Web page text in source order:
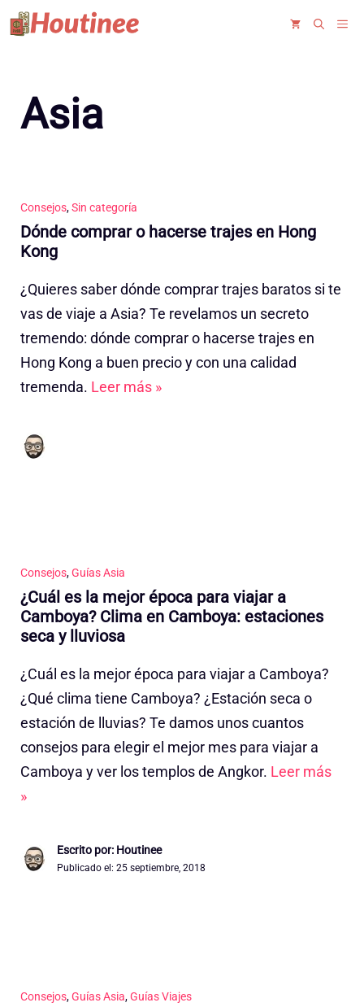
Saltar
al
Asia
Consejos,Sin categoría
Dónde comprar o hacerse trajes en Hong
Kong
¿Quieres saber dónde comprar trajes baratos si te
vas de viaje a Asia? Te revelamos un secreto
tremendo: dónde comprar o hacerse trajes en
Hong Kong a buen precio y con una calidad
tremenda. Leer más »
Consejos,Guías Asia
¿Cuál es la mejor época para viajar a
Camboya? Clima en Camboya: estaciones
seca y lluviosa
¿Cuál es la mejor época para viajar a Camboya?
¿Qué clima tiene Camboya? ¿Estación seca o
estación de lluvias? Te damos unos cuantos
consejos para elegir el mejor mes para viajar a
Camboya y ver los templos de Angkor. Leer más
»
Escrito por: Houtinee
Publicado el: 25 septiembre, 2018
Consejos,Guías Asia,Guías Viajes